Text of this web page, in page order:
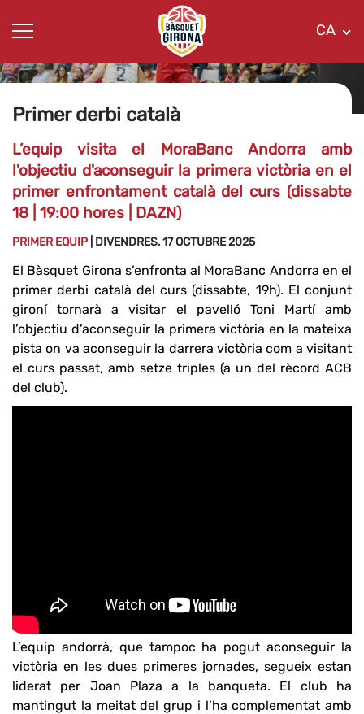
CA
Primer derbi català
L’equip visita el MoraBanc Andorra amb
l'objectiu d'aconseguir la primera victòria en el
primer enfrontament català del curs (dissabte
18 | 19:00 hores | DAZN)
PRIMER EQUIP | DIVENDRES, 17 OCTUBRE 2025
El Bàsquet Girona s’enfronta al MoraBanc Andorra en el
primer derbi català del curs (dissabte, 19h). El conjunt
gironí tornarà a visitar el pavelló Toni Martí amb
l’objectiu d’aconseguir la primera victòria en la mateixa
pista on va aconseguir la darrera victòria com a visitant
el curs passat, amb setze triples (a un del rècord ACB
del club).
L’equip andorrà, que tampoc ha pogut aconseguir la
victòria en les dues primeres jornades, segueix estan
liderat per Joan Plaza a la banqueta. El club ha
mantingut la meitat del grup i l’ha complementat amb